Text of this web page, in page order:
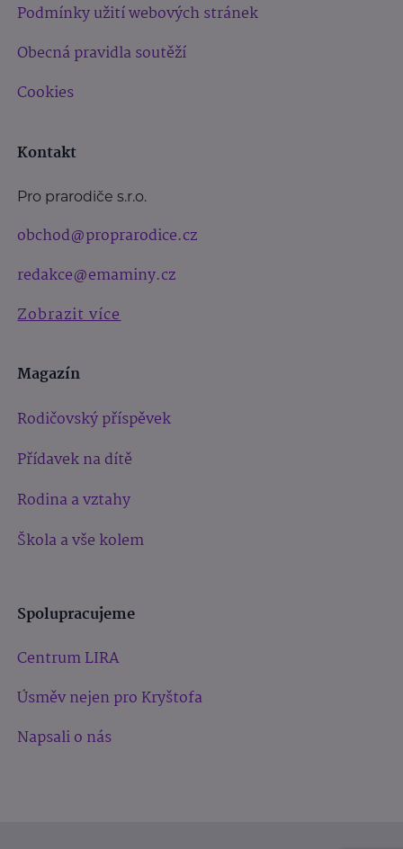
Podmínky užití webových stránek
Obecná pravidla soutěží
Cookies
Kontakt
Pro prarodiče s.r.o.
obchod@proprarodice.cz
redakce@emaminy.cz
Zobrazit více
Magazín
Rodičovský příspěvek
Přídavek na dítě
Rodina a vztahy
Škola a vše kolem
Spolupracujeme
Centrum LIRA
Úsměv nejen pro Kryštofa
Napsali o nás